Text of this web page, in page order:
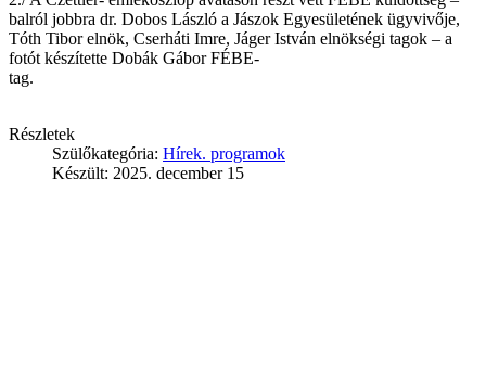
balról jobbra dr. Dobos László a Jászok Egyesületének ügyvivője,
Tóth Tibor elnök, Cserháti Imre, Jáger István elnökségi tagok – a
fotót készítette Dobák Gábor FÉBE-
Részletek
Szülőkategória: Hírek. programok
Készült: 2025. december 15